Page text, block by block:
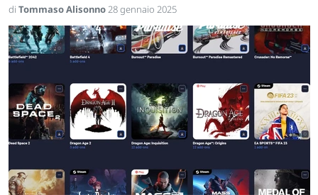
di Tommaso Alisonno28 gennaio 2025